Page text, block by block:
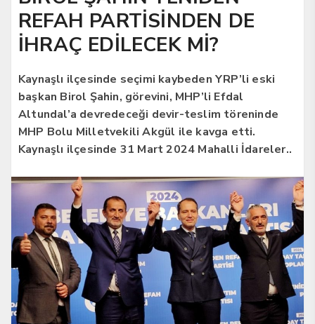
REFAH PARTİSİNDEN DE
İHRAÇ EDİLECEK Mİ?
Kaynaşlı ilçesinde seçimi kaybeden YRP’li eski
başkan Birol Şahin, görevini, MHP’li Efdal
Altundal’a devredeceği devir-teslim töreninde
MHP Bolu Milletvekili Akgül ile kavga etti.
Kaynaşlı ilçesinde 31 Mart 2024 Mahalli İdareler..